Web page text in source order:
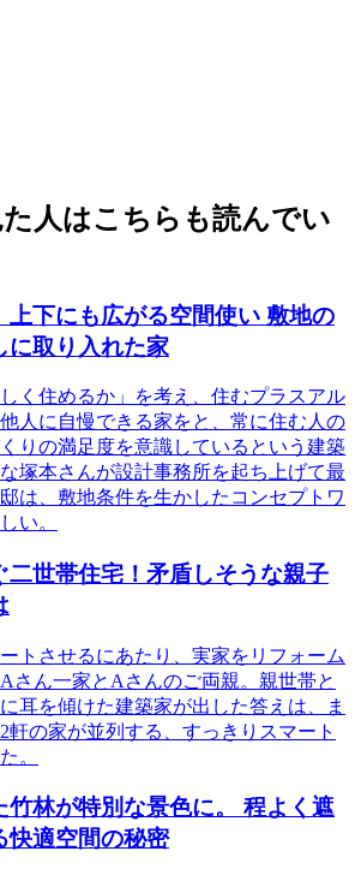
人はこちらも読んでい
上下にも広がる空間使い 敷地の
に取り入れた家
く住めるか」を考え、住むプラスアル
人に自慢できる家をと、常に住む人の
りの満足度を意識しているという建築
塚本さんが設計事務所を起ち上げて最
は、敷地条件を生かしたコンセプトワ
い。
二世帯住宅！矛盾しそうな親子
トさせるにあたり、実家をリフォーム
さん一家とAさんのご両親。親世帯と
耳を傾けた建築家が出した答えは、ま
軒の家が並列する、すっきりスマート
。
竹林が特別な景色に。 程よく遮
快適空間の秘密